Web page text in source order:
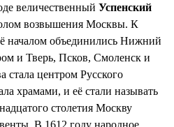
величественный Успенский
возвышения Москвы. К
началом объединились Нижний
и Тверь, Псков, Смоленск и
стала центром Русского
храмами, и её стали называть
столетия Москву
В 1612 году народное